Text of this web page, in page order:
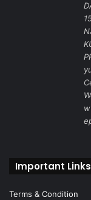
Important Links
Terms & Condition